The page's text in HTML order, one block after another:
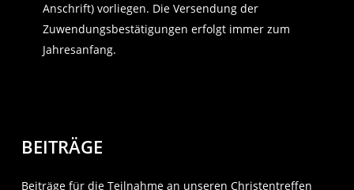
Anschrift) vorliegen. Die Versendung der
Zuwendungsbestätigungen erfolgt immer zum
Jahresanfang.
BEITRÄGE
Beiträge für die Teilnahme an unseren Christentreffen